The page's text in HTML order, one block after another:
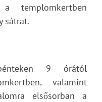
templomkertben
sátrat.
9 órától
valamint
elsősorban a